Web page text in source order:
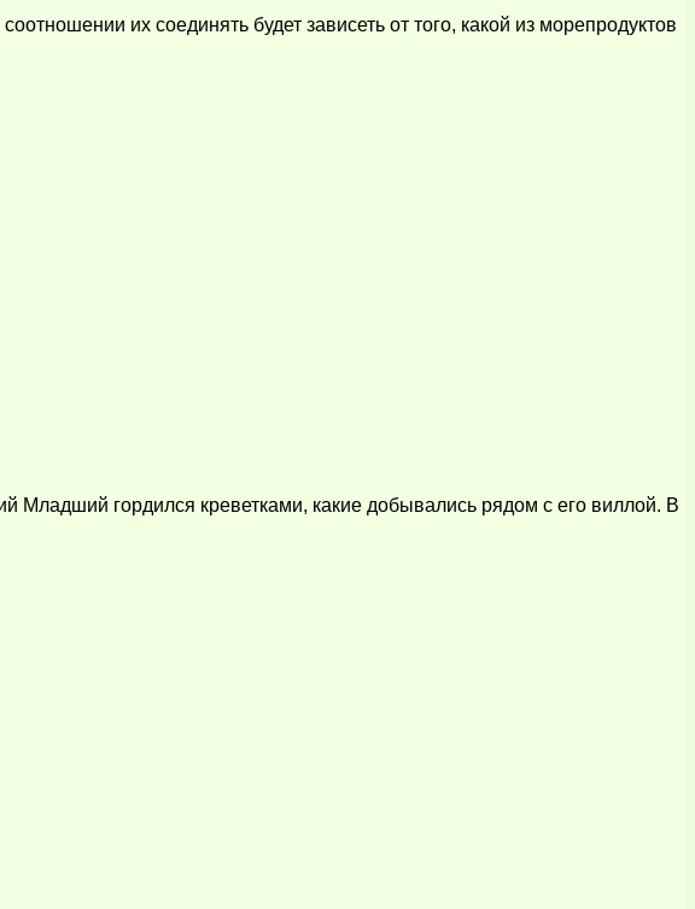
их соединять будет зависеть от того, какой из морепродуктов
Младший гордился креветками, какие добывались рядом с его виллой. В